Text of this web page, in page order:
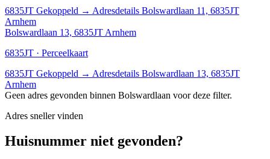
6835JT Gekoppeld → Adresdetails Bolswardlaan 11, 6835JT
Arnhem
Bolswardlaan 13, 6835JT Arnhem
6835JT · Perceelkaart
6835JT Gekoppeld → Adresdetails Bolswardlaan 13, 6835JT
Arnhem
Geen adres gevonden binnen Bolswardlaan voor deze filter.
Adres sneller vinden
Huisnummer niet gevonden?